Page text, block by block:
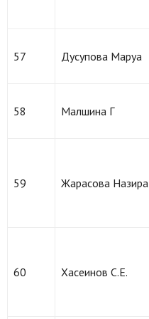
57 Дусупова Маруа
58 Малшина Г
59 Жарасова Назира
60 Хасеинов С.Е.